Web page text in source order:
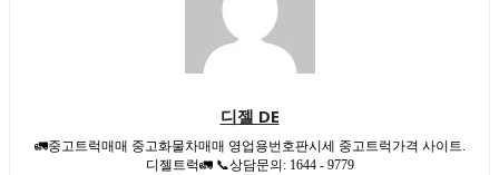
디젤 DE
🚛중고트럭매매 중고화물차매매 영업용번호판시세 중고트럭가격 사이트.
디젤트럭🚛 📞상담문의: 1644 - 9779